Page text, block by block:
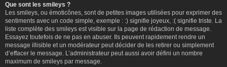
Que sont les smileys ?
Les smileys, ou émoticônes, sont de petites images utilisées pour exprimer des
sentiments avec un code simple, exemple : :) signifie joyeux, :( signifie triste. La
liste complète des smileys est visible sur la page de rédaction de message.
Essayez toutefois de ne pas en abuser. Ils peuvent rapidement rendre un
message illisible et un modérateur peut décider de les retirer ou simplement
d’effacer le message. L’administrateur peut aussi avoir défini un nombre
maximum de smileys par message.